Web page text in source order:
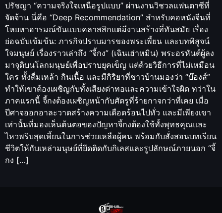
ปรัชญา “ความจริงใจเหนือรูปแบบ” ผ่านงานวิชวลแฟนตาซีที่
จัดจ้าน นี่คือ “Deep Recommendation” สำหรับคอหนังจีนที่
โหยหาอารมณ์ขันแบบคลาสสิกแต่มีงานสร้างที่ทันสมัย เรื่อง
ย่อฉบับเข้มข้น: ภารกิจปราบมารของพระเพี้ยน และบทพิสูจน์
ใจมนุษย์ เรื่องราวเล่าถึง “จี้กง” (เฉินเฮ่าหมิน) พระอรหันต์ผู้ลง
มาจุติบนโลกมนุษย์เพื่อปราบยุคเข็ญ แต่ด้วยวิธีการที่ไม่เหมือน
ใคร ทั้งดื่มเหล้า กินเนื้อ และมีกิริยาที่ชาวบ้านมองว่า “บ๊องส์”
ทำให้เขาต้องเผชิญกับทั้งเสียงด่าทอและความเข้าใจผิด ทว่าใน
ภาคแรกนี้ จี้กงต้องเผชิญหน้ากับศัตรูที่ร้ายกาจกว่าที่เคย เมื่อ
ปีศาจออกอาละวาดสร้างความเดือดร้อนไปทั่ว และมีเพียงเขา
เท่านั้นที่มองเห็นต้นตอของปัญหาจี้กงต้องใช้ทั้งพุทธคุณและ
ไหวพริบสุดเพี้ยนในการช่วยเหลือผู้คน พร้อมกับสั่งสอนบทเรียน
ชีวิตให้กับเหล่ามนุษย์ที่ยึดติดกับกิเลสและรูปลักษณ์ภายนอก “จี้
กง […]